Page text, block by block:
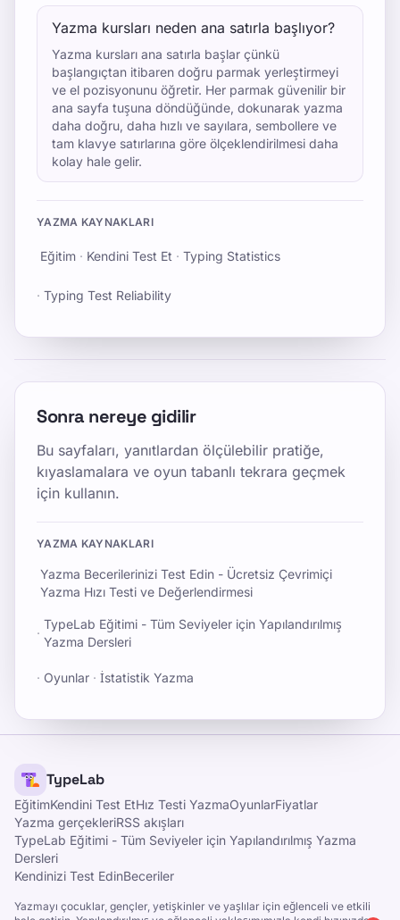
Yazma kursları neden ana satırla başlıyor?
Yazma kursları ana satırla başlar çünkü
başlangıçtan itibaren doğru parmak yerleştirmeyi
ve el pozisyonunu öğretir. Her parmak güvenilir bir
ana sayfa tuşuna döndüğünde, dokunarak yazma
daha doğru, daha hızlı ve sayılara, sembollere ve
tam klavye satırlarına göre ölçeklendirilmesi daha
kolay hale gelir.
YAZMA KAYNAKLARI
Eğitim · Kendini Test Et · Typing Statistics
· Typing Test Reliability
Sonra nereye gidilir
Bu sayfaları, yanıtlardan ölçülebilir pratiğe,
kıyaslamalara ve oyun tabanlı tekrara geçmek
için kullanın.
YAZMA KAYNAKLARI
Yazma Becerilerinizi Test Edin - Ücretsiz Çevrimiçi
Yazma Hızı Testi ve Değerlendirmesi
·
TypeLab Eğitimi - Tüm Seviyeler için Yapılandırılmış
Yazma Dersleri
· Oyunlar · İstatistik Yazma
TypeLab
EğitimKendini Test EtHız Testi YazmaOyunlarFiyatlar
Yazma gerçekleriRSS akışları
TypeLab Eğitimi - Tüm Seviyeler için Yapılandırılmış Yazma
Dersleri
Kendinizi Test EdinBeceriler
Yazmayı çocuklar, gençler, yetişkinler ve yaşlılar için eğlenceli ve etkili